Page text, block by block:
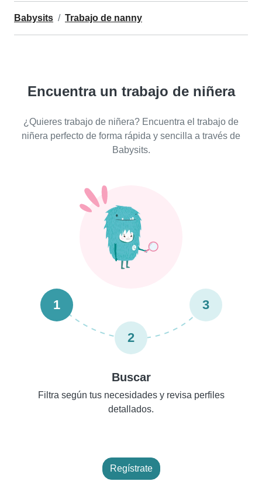
Babysits Trabajo de nanny
Encuentra un trabajo de niñera
¿Quieres trabajo de niñera? Encuentra el trabajo de
niñera perfecto de forma rápida y sencilla a través de
Babysits.
1
2
3
Buscar
Filtra según tus necesidades y revisa perfiles
detallados.
Regístrate